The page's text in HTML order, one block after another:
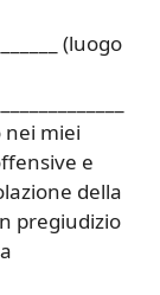
(luogo
nei miei
e
della
pregiudizio